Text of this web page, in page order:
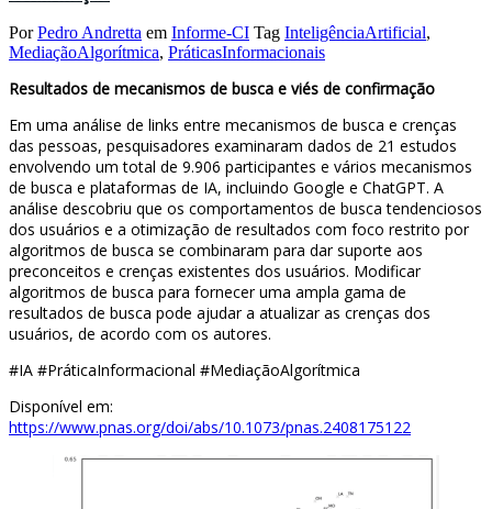
PorPedro Andretta em Informe-CI Tag InteligênciaArtificial,
MediaçãoAlgorítmica, PráticasInformacionais
Resultados de mecanismos de busca e viés de confirmação
Em uma análise de links entre mecanismos de busca e crenças
das pessoas, pesquisadores examinaram dados de 21 estudos
envolvendo um total de 9.906 participantes e vários mecanismos
de busca e plataformas de IA, incluindo Google e ChatGPT. A
análise descobriu que os comportamentos de busca tendenciosos
dos usuários e a otimização de resultados com foco restrito por
algoritmos de busca se combinaram para dar suporte aos
preconceitos e crenças existentes dos usuários. Modificar
algoritmos de busca para fornecer uma ampla gama de
resultados de busca pode ajudar a atualizar as crenças dos
usuários, de acordo com os autores.
#IA #PráticaInformacional #MediaçãoAlgorítmica
Disponível em:
https://www.pnas.org/doi/abs/10.1073/pnas.2408175122